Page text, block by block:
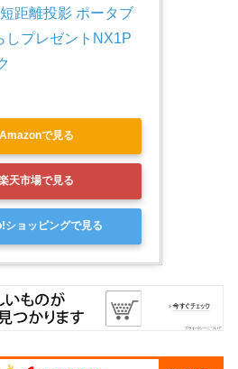
距離投影 ポータブ
しプレゼントNX1P
Amazonで見る
天市場で見る
ショッピングで見る